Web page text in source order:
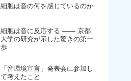
細胞は音の何を感じているのか
細胞は音に反応する ―― 京都
大学の研究が示した驚きの第一
歩
「音環境宣言」発表会に参加し
て考えたこと